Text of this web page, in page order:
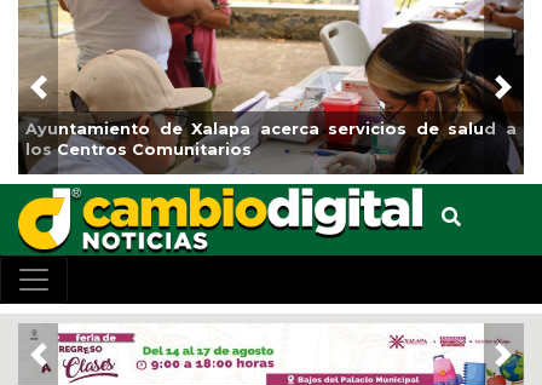
de Xalapa acerca servicios de salud a
Comunitarios
Municipio
el
Previous
Previous